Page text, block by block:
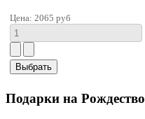
Цена: 2065 руб
Подарки на Рождество